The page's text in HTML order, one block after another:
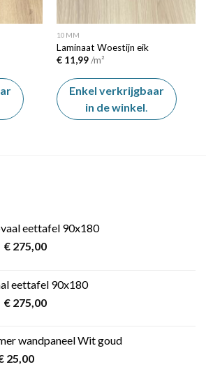
10MM
Laminaat Woestijn eik
€11,99/m²
Enkel verkrijgbaar
in de winkel.
eettafel 90x180
Oorspronkelijke
€ 349,00.
€275,00Huidige
€ 275,00.
eettafel 90x180
Oorspronkelijke
€ 349,00.
€275,00Huidige
€ 275,00.
wandpaneel Wit goud
25,00Huidige